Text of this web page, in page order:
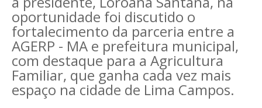
oportunidade foi discutido o
fortalecimento da parceria entre a
AGERP - MA e prefeitura municipal,
com destaque para a Agricultura
Familiar, que ganha cada vez mais
espaço na cidade de Lima Campos.